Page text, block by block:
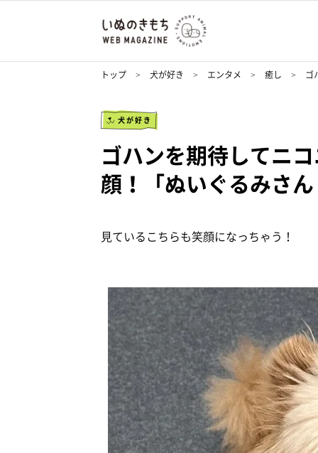
トップ 犬が好き エンタメ 癒し ゴ
犬が好き
ゴハンを期待してニ
顔！「ぬいぐるみさ
見ているこちらも笑顔になっちゃう！